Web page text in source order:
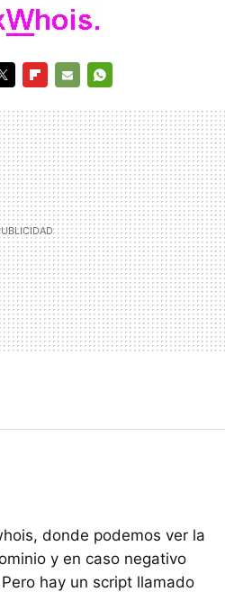
MAIL
donde podemos ver la
y en caso negativo
hay un script llamado